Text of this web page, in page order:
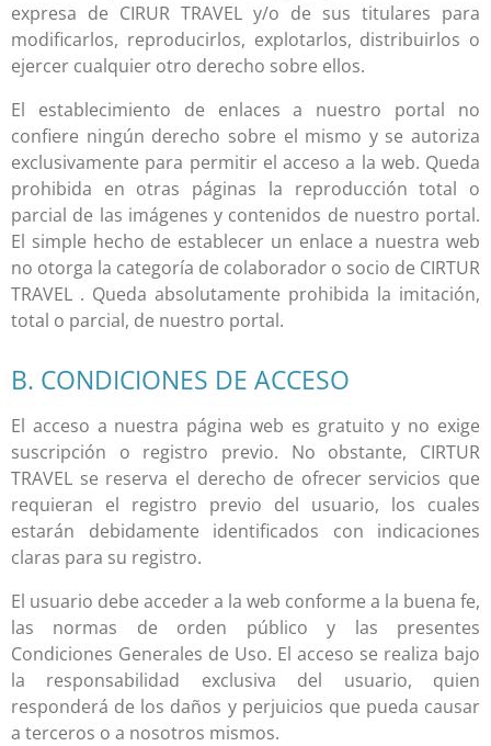
expresa de CIRUR TRAVEL y/o de sus titulares para
modificarlos, reproducirlos, explotarlos, distribuirlos o
ejercer cualquier otro derecho sobre ellos.
El establecimiento de enlaces a nuestro portal no
confiere ningún derecho sobre el mismo y se autoriza
exclusivamente para permitir el acceso a la web. Queda
prohibida en otras páginas la reproducción total o
parcial de las imágenes y contenidos de nuestro portal.
El simple hecho de establecer un enlace a nuestra web
no otorga la categoría de colaborador o socio de CIRTUR
TRAVEL . Queda absolutamente prohibida la imitación,
total o parcial, de nuestro portal.
B. CONDICIONES DE ACCESO
El acceso a nuestra página web es gratuito y no exige
suscripción o registro previo. No obstante,
CIRTUR
TRAVEL se reserva el derecho de ofrecer servicios que
requieran el registro previo del usuario, los cuales
estarán debidamente identificados con indicaciones
claras para su registro.
El usuario debe acceder a la web conforme a la buena fe,
las normas de orden público y las presentes
Condiciones Generales de Uso. El acceso se realiza bajo
la responsabilidad exclusiva del usuario, quien
responderá de los daños y perjuicios que pueda causar
a terceros o a nosotros mismos.